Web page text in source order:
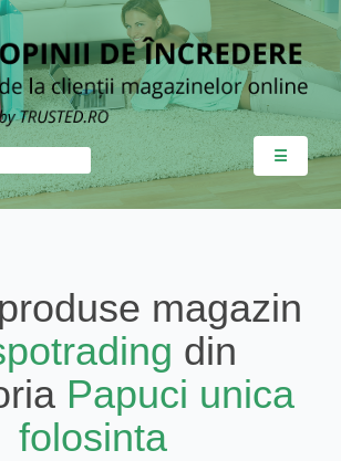
☰
magazin
din
Papuci unica
folosinta